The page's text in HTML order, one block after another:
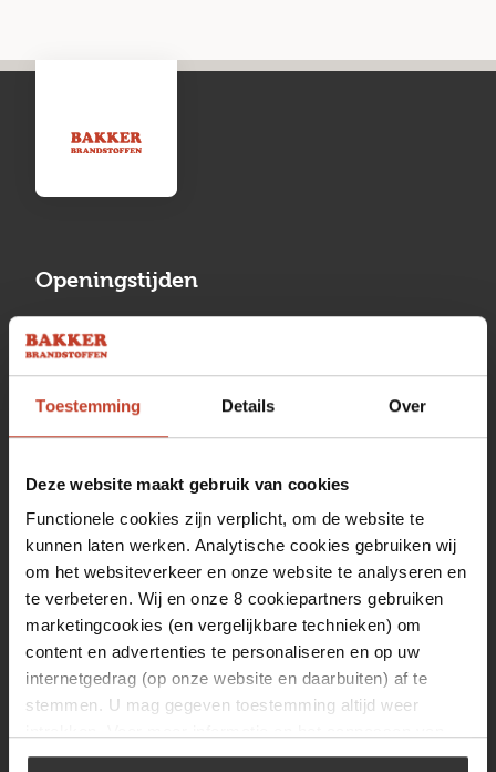
Toestemming Details Over
Deze website maakt gebruik van cookies
Functionele cookies zijn verplicht, om de website te
kunnen laten werken. Analytische cookies gebruiken wij
om het websiteverkeer en onze website te analyseren en
te verbeteren. Wij en onze 8 cookiepartners gebruiken
marketingcookies (en vergelijkbare technieken) om
content en advertenties te personaliseren en op uw
internetgedrag (op onze website en daarbuiten) af te
stemmen. U mag gegeven toestemming altijd weer
uw keuze op onze website verwijzen wij u naar ons
Openingstijden
Maandag
Woensdag
Donderdag
08:00 tot 17:00
Vrijdag
08:00 tot 17:00
Zaterdag
09:30 tot 12:00
Zondag
Gesloten
Navigatie
BBQ
Brandstoffen